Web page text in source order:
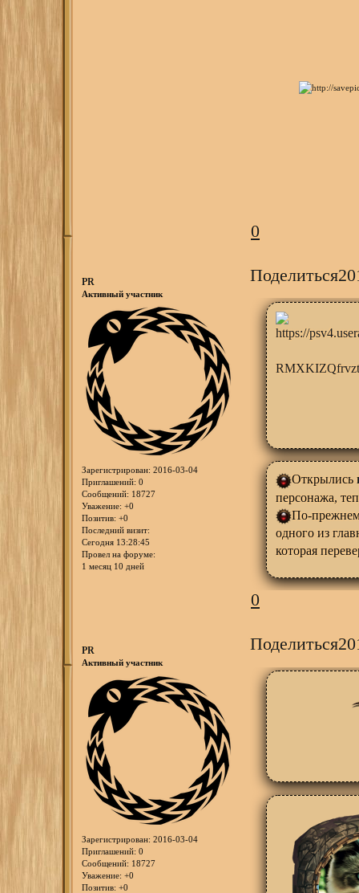
0
Поделиться
PR
Активный участник
Зарегистрирован: 2016-03-04
Приглашений: 0
Сообщений: 18727
Уважение: +0
Позитив: +0
Последний визит:
Сегодня 13:28:45
Провел на форуме:
1 месяц 10 дней
Открылись
персонажа,
По-
одного из
которая
0
Поделиться
PR
Активный участник
Зарегистрирован: 2016-03-04
Приглашений: 0
Сообщений: 18727
Уважение: +0
Позитив: +0